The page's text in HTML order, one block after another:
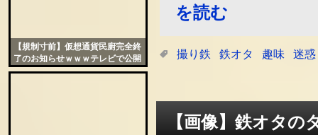
を読む
撮り鉄 鉄オタ 趣味 迷惑
【画像】鉄オタ
【規制寸前】仮想通貨民廚完全終
了のお知らせｗｗｗテレビで公開
された裏技がヤバイｗｗｗｗお前